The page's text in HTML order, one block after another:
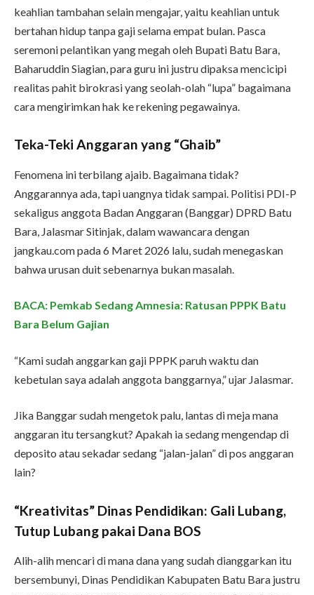
keahlian tambahan selain mengajar, yaitu keahlian untuk
bertahan hidup tanpa gaji selama empat bulan. Pasca
seremoni pelantikan yang megah oleh Bupati Batu Bara,
Baharuddin Siagian, para guru ini justru dipaksa mencicipi
realitas pahit birokrasi yang seolah-olah “lupa” bagaimana
cara mengirimkan hak ke rekening pegawainya.
Teka-Teki Anggaran yang “Ghaib”
Fenomena ini terbilang ajaib. Bagaimana tidak?
Anggarannya ada, tapi uangnya tidak sampai. Politisi PDI-P
sekaligus anggota Badan Anggaran (Banggar) DPRD Batu
Bara, Jalasmar Sitinjak, dalam wawancara dengan
jangkau.com pada 6 Maret 2026 lalu, sudah menegaskan
bahwa urusan duit sebenarnya bukan masalah.
BACA: Pemkab Sedang Amnesia: Ratusan PPPK Batu
Bara Belum Gajian
“Kami sudah anggarkan gaji PPPK paruh waktu dan
kebetulan saya adalah anggota banggarnya,” ujar Jalasmar.
Jika Banggar sudah mengetok palu, lantas di meja mana
anggaran itu tersangkut? Apakah ia sedang mengendap di
deposito atau sekadar sedang “jalan-jalan” di pos anggaran
lain?
“Kreativitas” Dinas Pendidikan: Gali Lubang,
Tutup Lubang pakai Dana BOS
Alih-alih mencari di mana dana yang sudah dianggarkan itu
bersembunyi, Dinas Pendidikan Kabupaten Batu Bara justru